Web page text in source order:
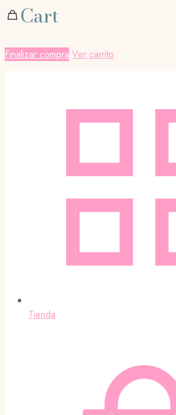
Cart
Finalizar compra Ver carrito
Tienda